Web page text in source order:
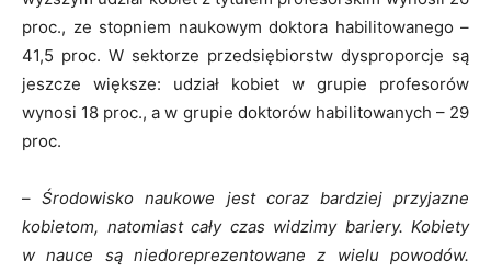
proc., ze stopniem naukowym doktora habilitowanego –
41,5 proc. W sektorze przedsiębiorstw dysproporcje są
jeszcze większe: udział kobiet w grupie profesorów
wynosi 18 proc., a w grupie doktorów habilitowanych – 29
proc.
– Środowisko naukowe jest coraz bardziej przyjazne
kobietom, natomiast cały czas widzimy bariery. Kobiety
w nauce są niedoreprezentowane z wielu powodów.